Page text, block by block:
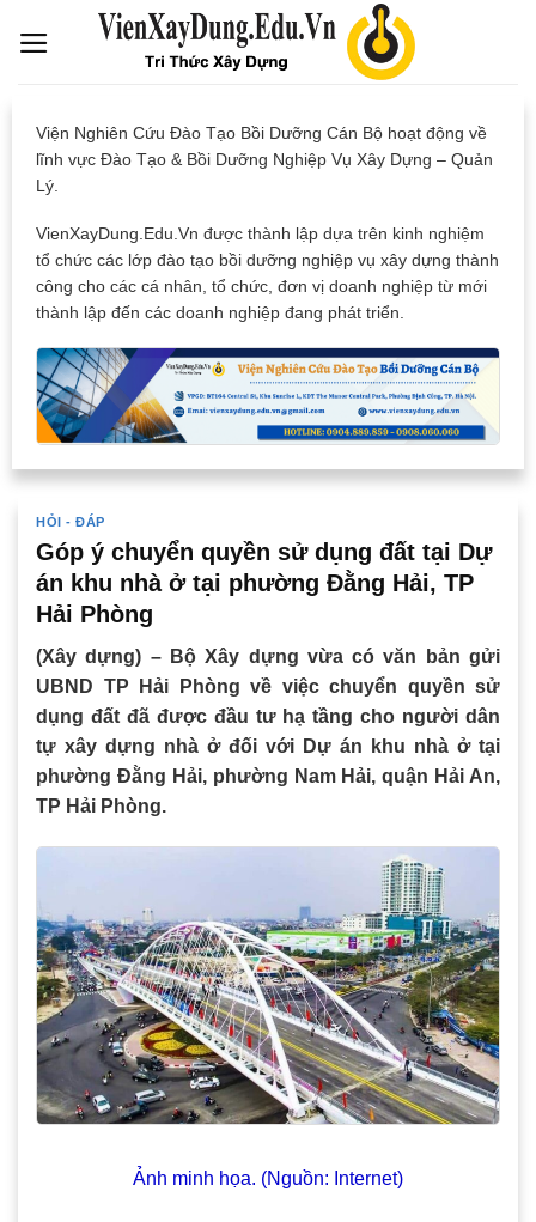
Viện Nghiên Cứu Đào Tạo Bồi Dưỡng Cán Bộ hoạt động về
lĩnh vực Đào Tạo & Bồi Dưỡng Nghiệp Vụ Xây Dựng – Quản
Lý.
VienXayDung.Edu.Vn được thành lập dựa trên kinh nghiệm
tổ chức các lớp đào tạo bồi dưỡng nghiệp vụ xây dựng thành
công cho các cá nhân, tổ chức, đơn vị doanh nghiệp từ mới
thành lập đến các doanh nghiệp đang phát triển.
HỎI - ĐÁP
Góp ý chuyển quyền sử dụng đất tại Dự
án khu nhà ở tại phường Đằng Hải, TP
Hải Phòng
(Xây dựng) – Bộ Xây dựng vừa có văn bản gửi
UBND TP Hải Phòng về việc chuyển quyền sử
dụng đất đã được đầu tư hạ tầng cho người dân
tự xây dựng nhà ở đối với Dự án khu nhà ở tại
phường Đằng Hải, phường Nam Hải, quận Hải An,
TP Hải Phòng.
Ảnh minh họa. (Nguồn: Internet)